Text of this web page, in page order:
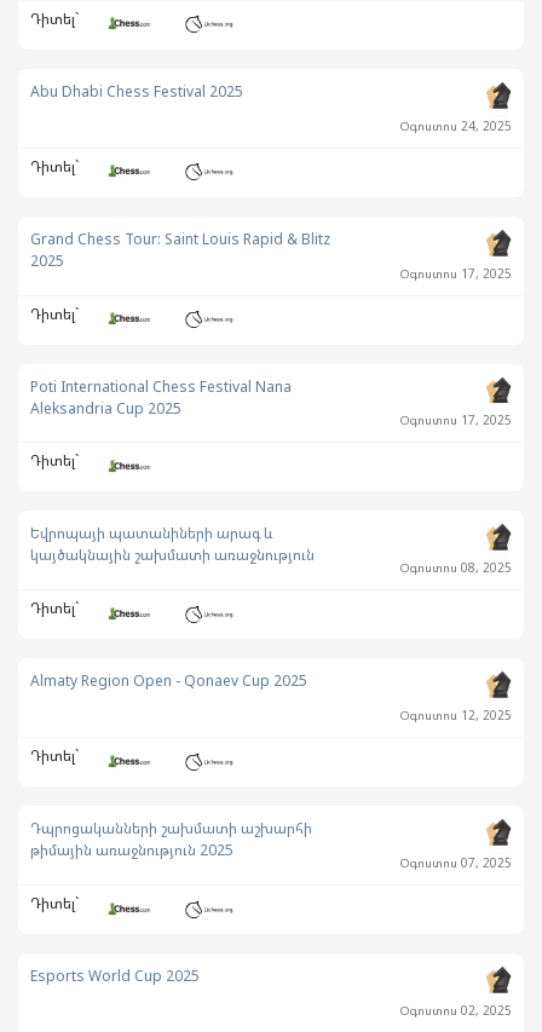
Դիտել`
Abu Dhabi Chess Festival 2025
Օգոստոս 24, 2025
Դիտել`
Grand Chess Tour: Saint Louis Rapid & Blitz
2025
Օգոստոս 17, 2025
Դիտել`
Poti International Chess Festival Nana
Aleksandria Cup 2025
Օգոստոս 17, 2025
Դիտել`
Եվրոպայի պատանիների արագ և
կայծակնային շախմատի առաջնություն
Օգոստոս 08, 2025
Դիտել`
Almaty Region Open - Qonaev Cup 2025
Օգոստոս 12, 2025
Դիտել`
Դպրոցականների շախմատի աշխարհի
թիմային առաջնություն 2025
Օգոստոս 07, 2025
Դիտել`
Esports World Cup 2025
Օգոստոս 02, 2025